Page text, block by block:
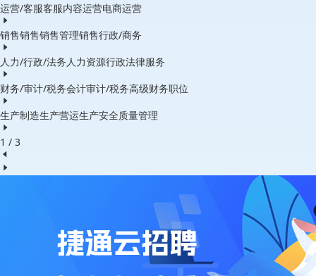
运营/客服客服内容运营电商运营
销售销售销售管理销售行政/商务
人力/行政/法务 人力资源行政法律服务
财务/审计/税务会计审计/税务高级财务职位
生产制造生产营运生产安全质量管理
1 / 3